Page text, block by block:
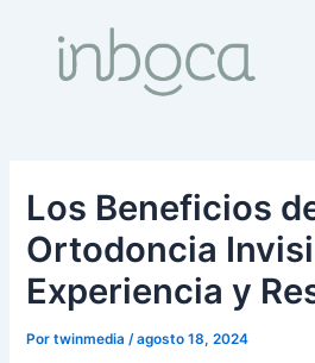
contenido
Los Beneficios
Ortodoncia
Experiencia y
Portwinmedia/agosto 18, 2024
entradas